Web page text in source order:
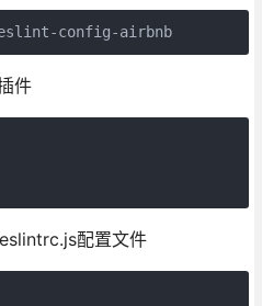
config-airbnb
件
配置文件